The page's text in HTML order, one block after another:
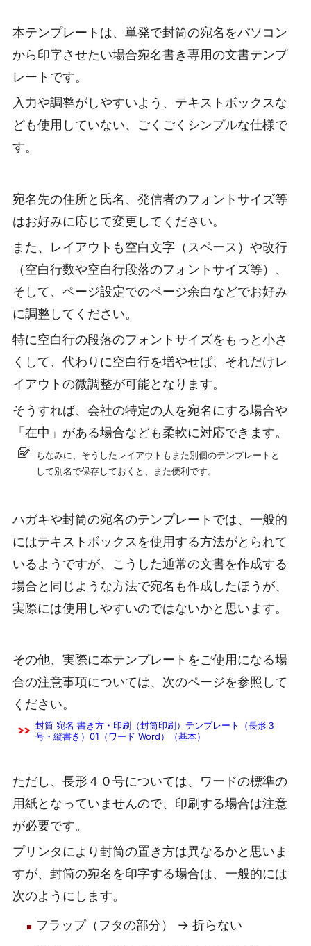
本テンプレートは、単発で封筒の宛名をパソコン
から印字させたい場合宛名書き専用の文書テンプ
レートです。
入力や調整がしやすいよう、テキストボックスな
ども使用していない、ごくごくシンプルな仕様で
す。
宛名先の住所と氏名、発信者のフォントサイズ等
はお好みに応じて変更してください。
また、レイアウトも空白文字（スペース）や改行
（空白行数や空白行段落のフォントサイズ等）、
そして、ページ設定でのページ余白などでお好み
に調整してください。
特に空白行の段落のフォントサイズをもっと小さ
くして、代わりに空白行を増やせば、それだけレ
イアウトの微調整が可能となります。
そうすれば、会社の特定の人を宛名にする場合や
「在中」がある場合なども柔軟に対応できます。
ちなみに、そうしたレイアウトもまた別個のテンプレートと
して別名で保存しておくと、また便利です。
ハガキや封筒の宛名のテンプレートでは、一般的
にはテキストボックスを使用する方法がとられて
いるようですが、こうした通常の文書を作成する
場合と同じような方法で宛名も作成したほうが、
実際には使用しやすいのではないかと思います。
その他、実際に本テンプレートをご使用になる場
合の注意事項については、次のページを参照して
ください。
封筒 宛名 書き方・印刷（封筒印刷）テンプレート（長形３
号・縦書き）01（ワード Word）（基本）
ただし、長形４０号については、ワードの標準の
用紙となっていませんので、印刷する場合は注意
が必要です。
プリンタにより封筒の置き方は異なるかと思いま
すが、封筒の宛名を印字する場合は、一般的には
次のようにします。
フラップ（フタの部分） → 折らない